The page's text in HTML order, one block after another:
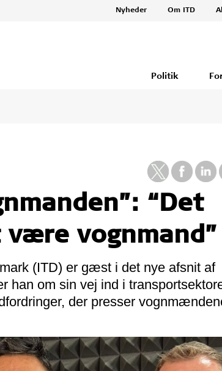
Nyheder Om ITD
Politik
“Det
vognmand”
(ITD) er gæst i det nye afsnit af
han om sin vej ind i
der presser